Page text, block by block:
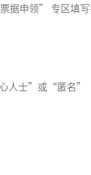
据申领” 专区填
人士”或“匿名”